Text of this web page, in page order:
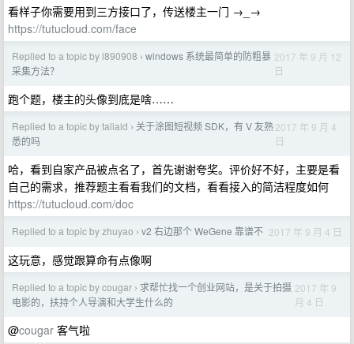
看样子你需要用到三方接口了，传送楼主一门 →_→
https://tutucloud.com/face
Replied to a topic by l890908 › windows 系统最简单的防粗暴
采集方法？
2017 年 9 月 12
日
跑个题，楼主的头像到底是啥……
Replied to a topic by taliald › 关于涂图短视频 SDK，有 V 友熟
悉的吗
2017 年 9 月 4
日
哈，看到自家产品被点名了，首先谢谢夸奖。评价好不好，主要是看
自己的需求，推荐题主看看我们的文档，看看接入的简洁程度如何
https://tutucloud.com/doc
Replied to a topic by zhuyao › v2 右边那个 WeGene 靠谱不 2017 年 9 月 4 日
这玩意，感觉跟算命有点像啊
Replied to a topic by cougar › 求帮忙找一个创业网站，是关于拍摄
电影的，扶持个人导演和大学生什么的
2017 年 9
月 4 日
@cougar 客气啦